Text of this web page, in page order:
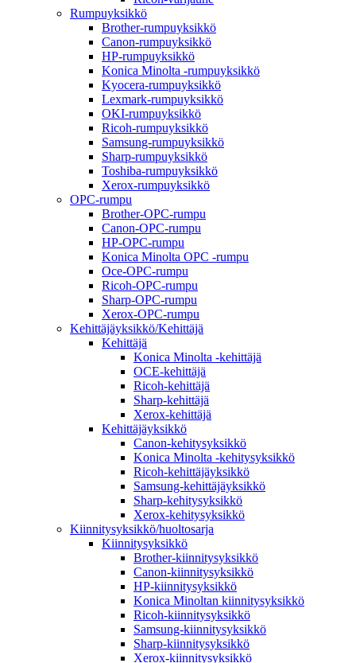
Rumpuyksikkö
Brother-rumpuyksikkö
Canon-rumpuyksikkö
HP-rumpuyksikkö
Konica Minolta -rumpuyksikkö
Kyocera-rumpuyksikkö
Lexmark-rumpuyksikkö
OKI-rumpuyksikkö
Ricoh-rumpuyksikkö
Samsung-rumpuyksikkö
Sharp-rumpuyksikkö
Toshiba-rumpuyksikkö
Xerox-rumpuyksikkö
OPC-rumpu
Brother-OPC-rumpu
Canon-OPC-rumpu
HP-OPC-rumpu
Konica Minolta OPC -rumpu
Oce-OPC-rumpu
Ricoh-OPC-rumpu
Sharp-OPC-rumpu
Xerox-OPC-rumpu
Kehittäjäyksikkö/Kehittäjä
Kehittäjä
Konica Minolta -kehittäjä
OCE-kehittäjä
Ricoh-kehittäjä
Sharp-kehittäjä
Xerox-kehittäjä
Kehittäjäyksikkö
Canon-kehitysyksikkö
Konica Minolta -kehitysyksikkö
Ricoh-kehittäjäyksikkö
Samsung-kehittäjäyksikkö
Sharp-kehitysyksikkö
Xerox-kehitysyksikkö
Kiinnitysyksikkö/huoltosarja
Kiinnitysyksikkö
Brother-kiinnitysyksikkö
Canon-kiinnitysyksikkö
HP-kiinnitysyksikkö
Konica Minoltan kiinnitysyksikkö
Ricoh-kiinnitysyksikkö
Samsung-kiinnitysyksikkö
Sharp-kiinnitysyksikkö
Xerox-kiinnitysyksikkö